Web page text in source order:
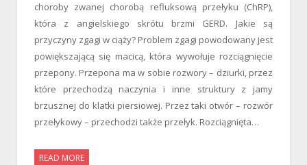
choroby zwanej chorobą refluksową przełyku (ChRP),
która z angielskiego skrótu brzmi GERD. Jakie są
przyczyny zgagi w ciąży? Problem zgagi powodowany jest
powiększającą się macicą, która wywołuje rozciągnięcie
przepony. Przepona ma w sobie rozwory – dziurki, przez
które przechodzą naczynia i inne struktury z jamy
brzusznej do klatki piersiowej. Przez taki otwór – rozwór
przełykowy – przechodzi także przełyk. Rozciągnięta…
READ MORE